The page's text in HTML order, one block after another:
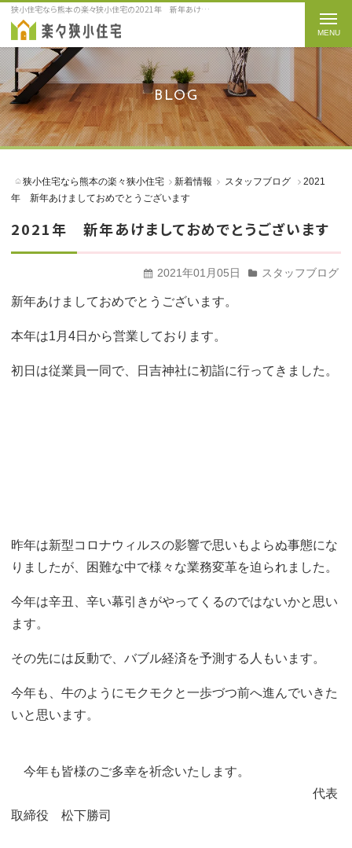
狭小住宅なら熊本の楽々狭小住宅の2021年 新年あけましておめでとうございますをご紹介
BLOG
狭小住宅なら熊本の楽々狭小住宅 新着情報 スタッフブログ
2021
年 新年あけましておめでとうございます
2021年 新年あけましておめでとうございます
2021年01月05日 スタッフブログ
新年あけましておめでとうございます。
本年は1月4日から営業しております。
初日は従業員一同で、日吉神社に初詣に行ってきました。
昨年は新型コロナウィルスの影響で思いもよらぬ事態にな
りましたが、困難な中で様々な業務変革を迫られました。
今年は辛丑、辛い幕引きがやってくるのではないかと思い
ます。
その先には反動で、バブル経済を予測する人もいます。
今年も、牛のようにモクモクと一歩づつ前へ進んでいきた
いと思います。
今年も皆様のご多幸を祈念いたします。
代表
取締役 松下勝司
t
o
g
g
l
e
n
a
t